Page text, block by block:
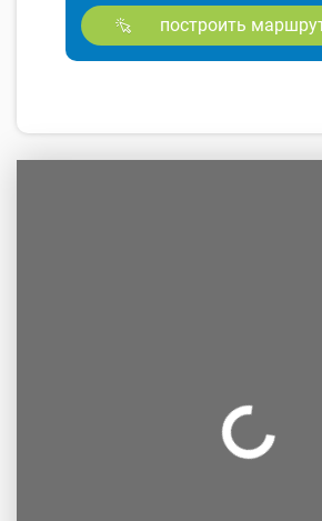
построить